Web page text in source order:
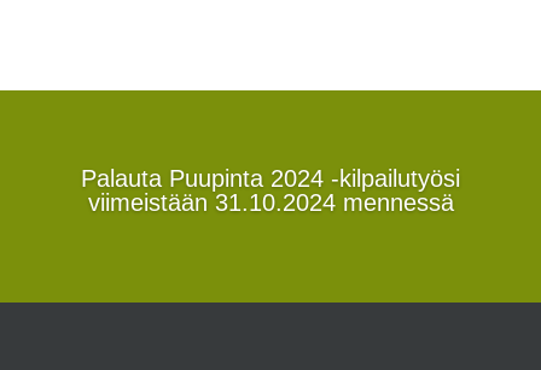
Palauta Puupinta 2024 -kilpailutyösi
viimeistään 31.10.2024 mennessä